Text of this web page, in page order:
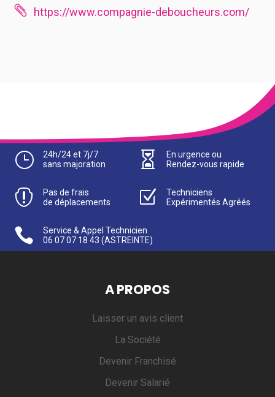
 https://www.compagnie-deboucheurs.com/
}
24h/24 et 7j/7
sans majoration

En urgence ou
Rendez-vous rapide

Pas de frais
de déplacements
Z
Techniciens
Expérimentés Agréés

Service & Appel Technicien
06 07 07 18 43 (ASTREINTE)
A PROPOS
Laisser un avis client
La Société
Devenir Franchisé
Devenir Salarié